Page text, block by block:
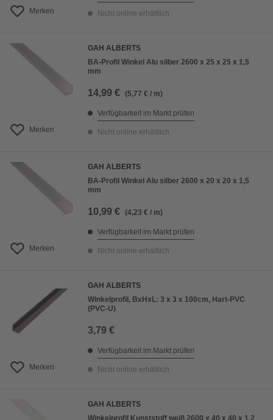
Merken Nicht online erhältlich
Merken
GAH ALBERTS
BA-Profil Winkel Alu silber 2600 x 25 x 25 x 1,5
mm
14,99 € (5,77 € / m)
Verfügbarkeit im Markt prüfen
Nicht online erhältlich
Merken
GAH ALBERTS
BA-Profil Winkel Alu silber 2600 x 20 x 20 x 1,5
mm
10,99 € (4,23 € / m)
Verfügbarkeit im Markt prüfen
Nicht online erhältlich
Merken
GAH ALBERTS
Winkelprofil, BxHxL: 3 x 3 x 100cm, Hart-PVC
(PVC-U)
3,79 €
Verfügbarkeit im Markt prüfen
Nicht online erhältlich
GAH ALBERTS